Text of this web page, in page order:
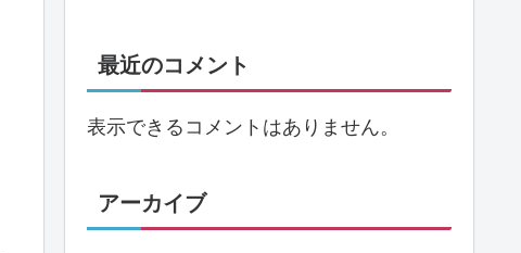
最近のコメント
表示できるコメントはありません。
アーカイブ